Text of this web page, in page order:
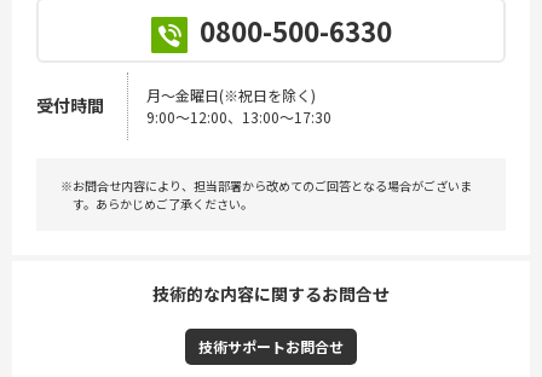
0800-500-6330
受付時間
月～金曜日(※祝日を除く)
9:00～12:00、13:00～17:30
※お問合せ内容により、担当部署から改めてのご回答となる場合がございま
す。あらかじめご了承ください。
技術的な内容に関するお問合せ
技術サポートお問合せ